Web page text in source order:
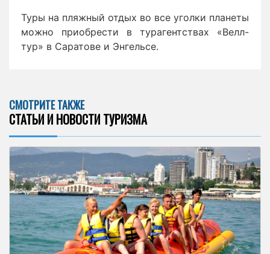
Туры на пляжный отдых во все уголки планеты
можно приобрести в турагентствах «Велл-
тур» в Саратове и Энгельсе.
СМОТРИТЕ ТАКЖЕ
СТАТЬИ И НОВОСТИ ТУРИЗМА